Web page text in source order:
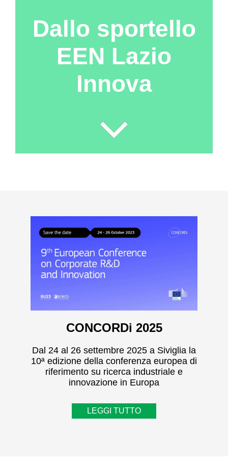
Dallo sportello
EEN Lazio
Innova
CONCORDi 2025
Dal 24 al 26 settembre 2025 a Siviglia la
10ª edizione della conferenza europea di
riferimento su ricerca industriale e
innovazione in Europa
LEGGI TUTTO